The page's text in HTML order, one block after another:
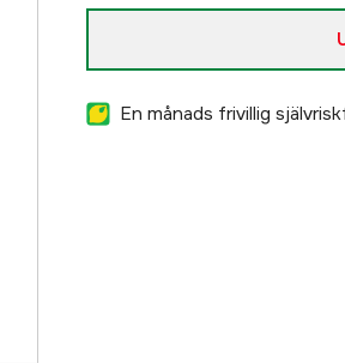
50
En månads frivillig